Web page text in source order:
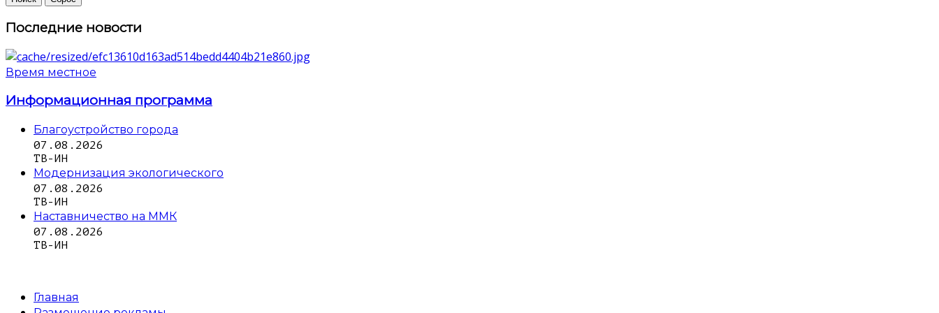
Последние новости
Время местное
Информационная программа
Благоустройство города
07.08.2026
ТВ-ИН
Модернизация экологического
07.08.2026
ТВ-ИН
Наставничество на ММК
07.08.2026
ТВ-ИН
Главная